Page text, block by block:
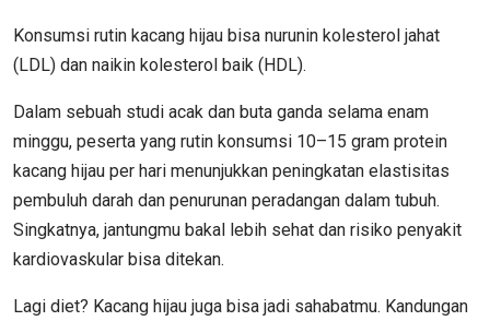
Konsumsi rutin kacang hijau bisa nurunin kolesterol jahat
(LDL) dan naikin kolesterol baik (HDL).
Dalam sebuah studi acak dan buta ganda selama enam
minggu, peserta yang rutin konsumsi 10–15 gram protein
kacang hijau per hari menunjukkan peningkatan elastisitas
pembuluh darah dan penurunan peradangan dalam tubuh.
Singkatnya, jantungmu bakal lebih sehat dan risiko penyakit
kardiovaskular bisa ditekan.
Lagi diet? Kacang hijau juga bisa jadi sahabatmu. Kandungan